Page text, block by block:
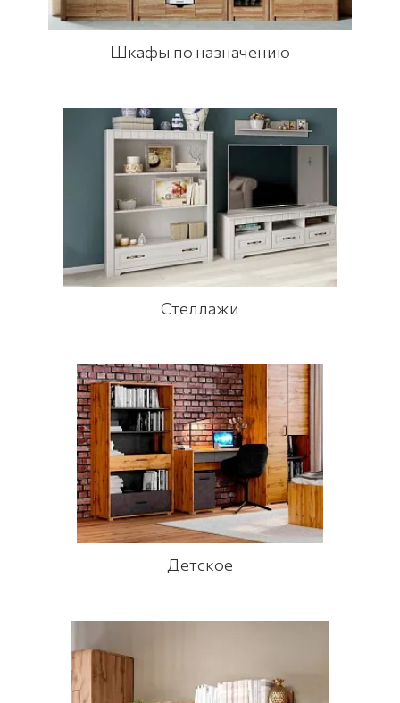
Шкафы по назначению
Стеллажи
Детское